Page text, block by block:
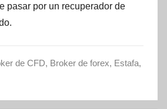
pasar por un recuperador de
de CFD, Broker de forex, Estafa,